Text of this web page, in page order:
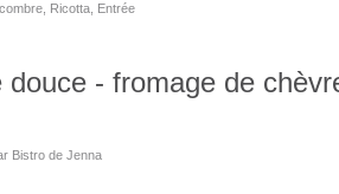
Ricotta Entrée
douce - fromage de
Bistro de Jenna